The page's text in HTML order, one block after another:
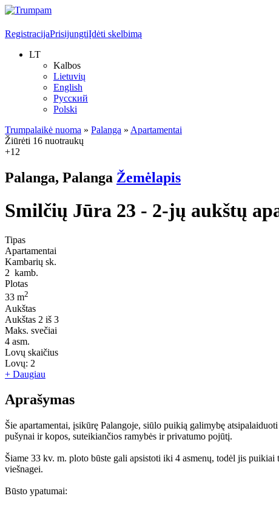
RegistracijaPrisijungtiĮdėti skelbimą
LT
Kalbos
Lietuvių
English
Русский
Polski
Trumpalaikė nuoma » Palanga » Apartamentai
Žiūrėti 16 nuotraukų
+12
Palanga, Palanga Žemėlapis
Smilčių Jūra 23 - 2-jų aukštų
Tipas
Apartamentai
Kambarių sk.
2 kamb.
Plotas
33 m2
Aukštas
Aukštas 2 iš 3
Maks. svečiai
4 asm.
Lovų skaičius
Lovų: 2
+ Daugiau
Aprašymas
Šie apartamentai, įsikūrę Palangoje, siūlo puikią galimybę
pušynai ir kopos, suteikiančios ramybės ir privatumo pojūtį.
Šiame 33 kv. m. ploto būste gali apsistoti iki 4 asmenų, todėl jis
viešnagei.
Būsto ypatumai: